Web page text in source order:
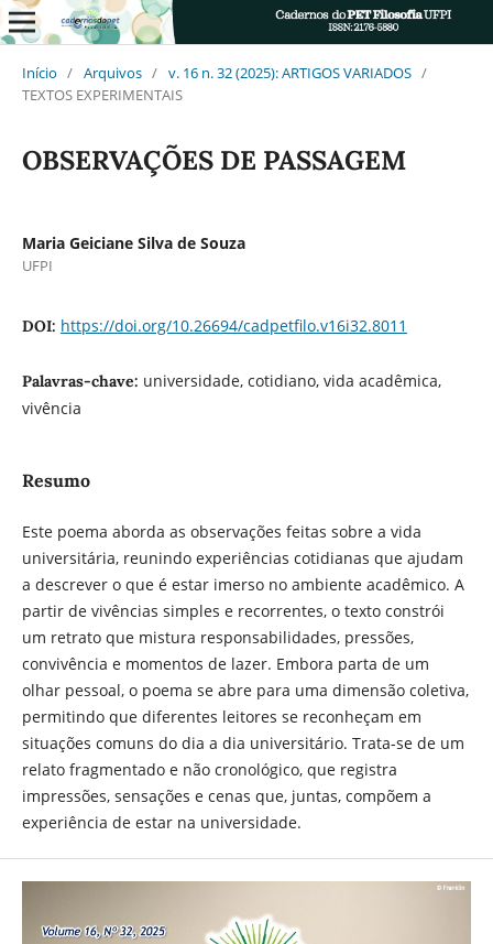
Início / Arquivos / v. 16 n. 32 (2025): ARTIGOS VARIADOS /
TEXTOS EXPERIMENTAIS
OBSERVAÇÕES DE PASSAGEM
Maria Geiciane Silva de Souza
UFPI
DOI: https://doi.org/10.26694/cadpetfilo.v16i32.8011
Palavras-chave: universidade, cotidiano, vida acadêmica,
vivência
Resumo
Este poema aborda as observações feitas sobre a vida
universitária, reunindo experiências cotidianas que ajudam
a descrever o que é estar imerso no ambiente acadêmico. A
partir de vivências simples e recorrentes, o texto constrói
um retrato que mistura responsabilidades, pressões,
convivência e momentos de lazer. Embora parta de um
olhar pessoal, o poema se abre para uma dimensão coletiva,
permitindo que diferentes leitores se reconheçam em
situações comuns do dia a dia universitário. Trata-se de um
relato fragmentado e não cronológico, que registra
impressões, sensações e cenas que, juntas, compõem a
experiência de estar na universidade.